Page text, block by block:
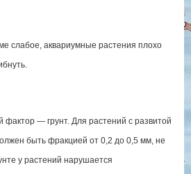
слабое, аквариумные растения плохо
— грунт. Для растений с развитой
быть фракцией от 0,2 до 0,5 мм, не
у растений нарушается